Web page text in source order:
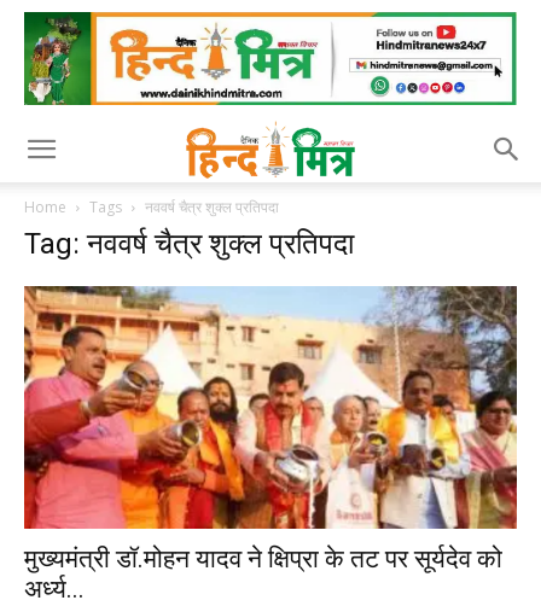
Home Tags नववर्ष चैत्र शुक्ल प्रतिपदा
Tag: नववर्ष चैत्र शुक्ल प्रतिपदा
मुख्यमंत्री डॉ.मोहन यादव ने क्षिप्रा के तट पर सूर्यदेव को
अर्ध्य...